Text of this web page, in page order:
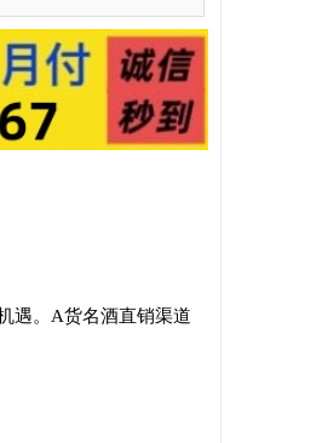
遇。A货名酒直销渠道